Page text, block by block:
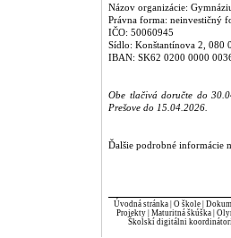
Názov organizácie:
Právna forma: neinvestičný
IČO: 50060945
Sídlo: Konštantínova 2, 080
IBAN: SK62 0200 0000
Obe tlačivá doručte do
Prešove do 15.04.2026.
Ďalšie podrobné informácie
Úvodná stránka| O škole|
Projekty| Maturitná škúška|
Školskí digitálni